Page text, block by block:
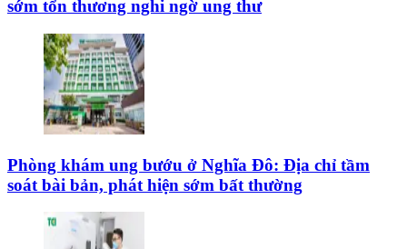
sớm tổn thương nghi ngờ ung thư
Phòng khám ung bướu ở Nghĩa Đô: Địa chỉ tầm
soát bài bản, phát hiện sớm bất thường